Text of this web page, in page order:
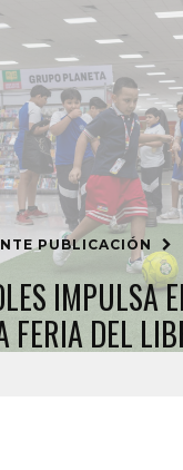
PUBLICACIÓN
IMPULSA
FERIA DEL